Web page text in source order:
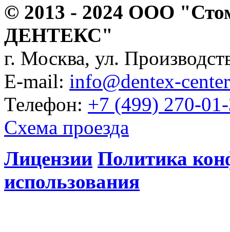
© 2013 - 2024 ООО
ДЕНТЕКС"
г. Москва, ул.
E-mail: info@dentex-
Телефон: +7 (499) 270-
Схема проезда
Лицензии Политика
использования